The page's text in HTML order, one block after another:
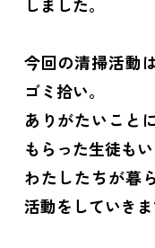
今回の清掃活動
ゴミ拾い。
ありがたいこと
もらった生徒もい
わたしたちが暮
活動をしていきま